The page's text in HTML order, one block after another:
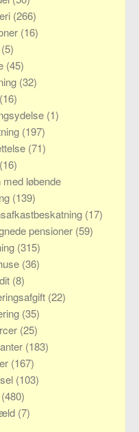
(266)
(16)
(5)
(45)
(32)
(16)
(1)
(197)
(71)
(16)
med løbende
(139)
(17)
pensioner (59)
(315)
(36)
(8)
(22)
(35)
(25)
(183)
(167)
(103)
(480)
(7)